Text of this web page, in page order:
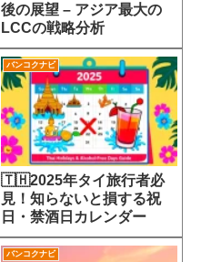
後の展望 – アジア最大の
LCCの戦略分析
バンコクナビ
🇹🇭2025年タイ旅行者必
見！知らないと損する祝
日・禁酒日カレンダー
バンコクナビ